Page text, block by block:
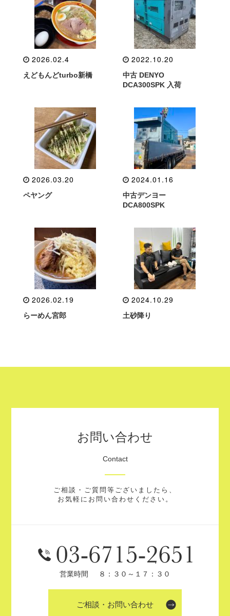
2026.02.4
えどもんどturbo新橋
2022.10.20
中古 DENYO
DCA300SPK 入荷
2026.03.20
ペヤング
2024.01.16
中古デンヨー
DCA800SPK
2026.02.19
らーめん宮郎
2024.10.29
土砂降り
お問い合わせ
Contact
ご相談・ご質問等ございましたら、
お気軽にお問い合わせください。
営業時間 ８：３０～１７：３０
ご相談・お問い合わせ